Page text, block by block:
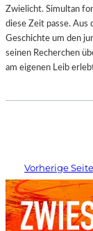
Zwielicht. Simultan
diese Zeit passe. Aus
Geschichte um den
seinen Recherchen
am eigenen Leib
Vorherige Seite